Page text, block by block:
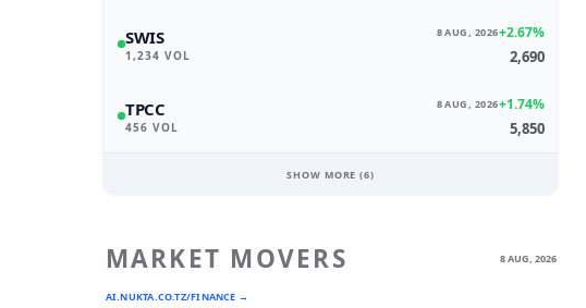
SWIS
1,234 VOL
8 AUG, 2026+2.67%
2,690
TPCC
456 VOL
8 AUG, 2026+1.74%
5,850
SHOW MORE (6)
MARKET MOVERS
AI.NUKTA.CO.TZ/FINANCE →
8 AUG, 2026